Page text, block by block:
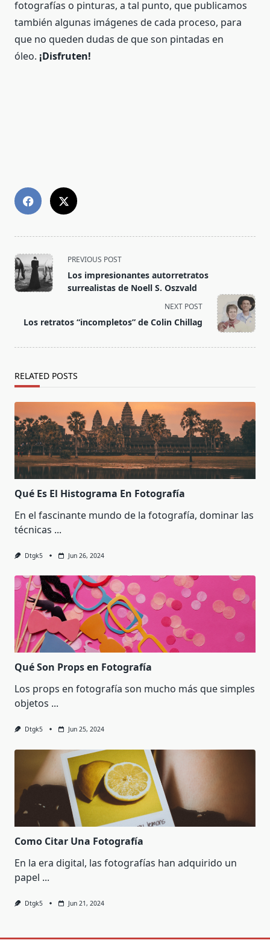
fotografías o pinturas, a tal punto, que publicamos
también algunas imágenes de cada proceso, para
que no queden dudas de que son pintadas en
óleo. ¡Disfruten!
<span
class="nav-
subtitle
PREVIOUS POST
Los impresionantes autorretratos
surrealistas de Noell S. Oszvald
NEXT POST
Los retratos “incompletos” de Colin Chillag
RELATED POSTS
Qué Es El Histograma En Fotografía
En el fascinante mundo de la fotografía, dominar las
técnicas ...
Dtgk5 Jun 26, 2024
Qué Son Props en Fotografía
Los props en fotografía son mucho más que simples
objetos ...
Dtgk5 Jun 25, 2024
Como Citar Una Fotografía
En la era digital, las fotografías han adquirido un
papel ...
Dtgk5 Jun 21, 2024